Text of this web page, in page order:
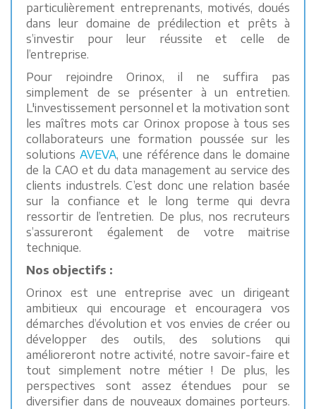
particulièrement entreprenants, motivés, doués
dans leur domaine de prédilection et prêts à
s’investir pour leur réussite et celle de
l’entreprise.
Pour rejoindre Orinox, il ne suffira pas
simplement de se présenter à un entretien.
L'investissement personnel et la motivation sont
les maîtres mots car Orinox propose à tous ses
collaborateurs une formation poussée sur les
solutions AVEVA, une référence dans le domaine
de la CAO et du data management au service des
clients industrels. C’est donc une relation basée
sur la confiance et le long terme qui devra
ressortir de l’entretien. De plus, nos recruteurs
s’assureront également de votre maitrise
technique.
Nos objectifs :
Orinox est une entreprise avec un dirigeant
ambitieux qui encourage et encouragera vos
démarches d’évolution et vos envies de créer ou
développer des outils, des solutions qui
amélioreront notre activité, notre savoir-faire et
tout simplement notre métier ! De plus, les
perspectives sont assez étendues pour se
diversifier dans de nouveaux domaines porteurs.